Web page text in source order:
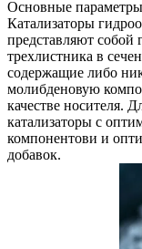
Основные
Катализаторы
представляют
трехлистника в
содержащие либо
молибденовую
качестве носителя.
катализаторы с
компонентови и
добавок.